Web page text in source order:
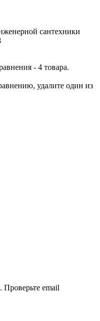
сантехники
- 4 товара.
удалите один из
Проверьте email